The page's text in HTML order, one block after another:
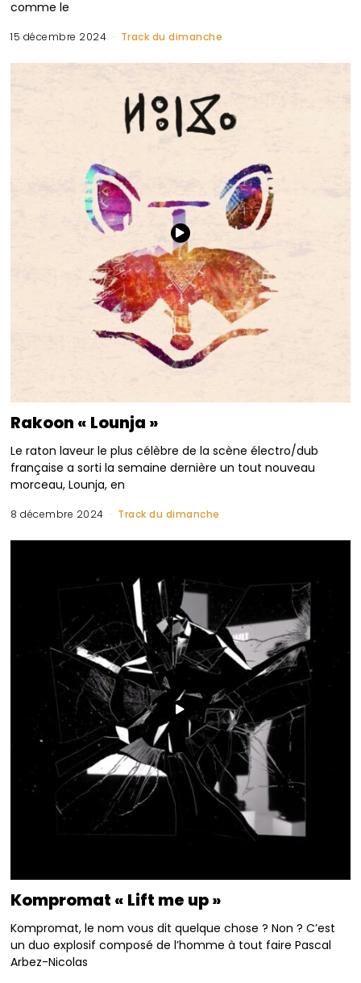
comme le
15 décembre 2024 Track du dimanche
Rakoon « Lounja »
Le raton laveur le plus célèbre de la scène électro/dub
française a sorti la semaine dernière un tout nouveau
morceau, Lounja, en
8 décembre 2024 Track du dimanche
Kompromat « Lift me up »
Kompromat, le nom vous dit quelque chose ? Non ? C’est
un duo explosif composé de l’homme à tout faire Pascal
Arbez-Nicolas